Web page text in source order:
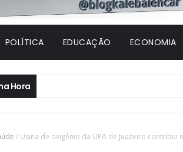
POLÍTICA EDUCAÇÃO ECONOMIA
Hora
/ Usina de oxigênio da UPA de Juazeiro